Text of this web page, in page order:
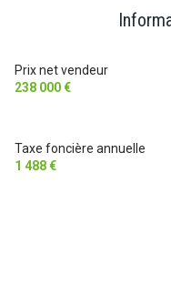
Prix net vendeur
238 000 €
Taxe foncière annuelle
1 488 €